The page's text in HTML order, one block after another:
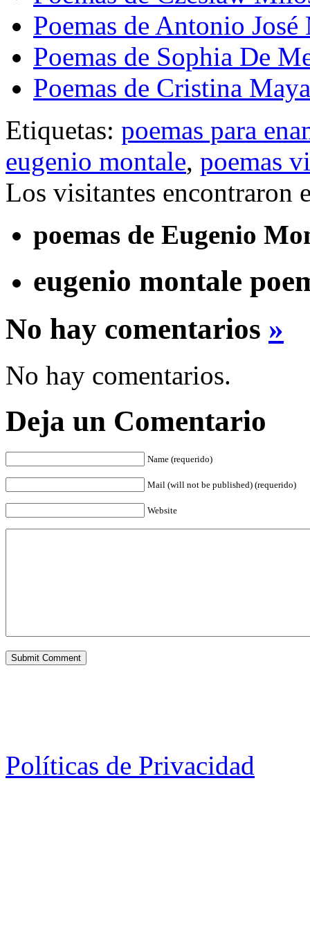
Poemas de Antonio José
Poemas de Sophia De
Poemas de Cristina Maya
Etiquetas: poemas para
eugenio montale, poemas
Los visitantes encontraron
poemas de Eugenio
eugenio montale
No hay comentarios »
No hay comentarios.
Deja un Comentario
Name (requerido)
Mail (will not be published) (requerido)
Website
Políticas de Privacidad